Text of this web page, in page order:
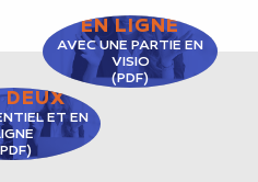
EN LIGNE
AVEC UNE PARTIE EN
VISIO
(PDF)
DEUX
ET EN